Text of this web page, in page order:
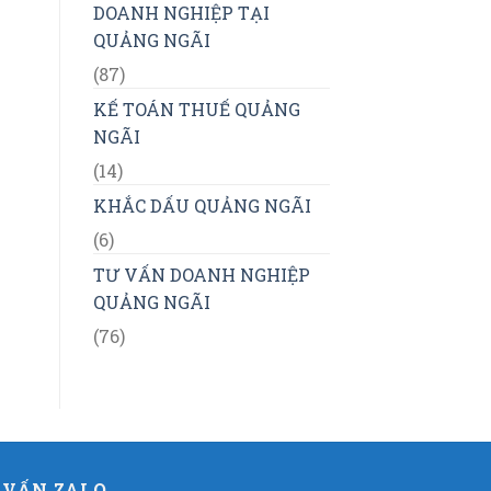
DOANH NGHIỆP TẠI
QUẢNG NGÃI
(87)
KẾ TOÁN THUẾ QUẢNG
NGÃI
(14)
KHẮC DẤU QUẢNG NGÃI
(6)
TƯ VẤN DOANH NGHIỆP
QUẢNG NGÃI
(76)